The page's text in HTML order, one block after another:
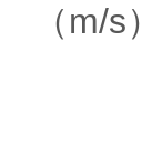
（m/s